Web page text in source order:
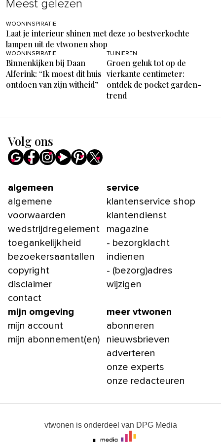
Meest gelezen
WOONINSPIRATIE
Laat je interieur shinen met deze 10 bestverkochte
lampen uit de vtwonen shop
WOONINSPIRATIE
Binnenkijken bij Daan
Alferink: “Ik moest dit huis
ontdoen van zijn witheid”
TUINIEREN
Groen geluk tot op de
vierkante centimeter:
ontdek de pocket garden-
trend
Volg ons
algemeen
algemene
voorwaarden
wedstrijdregelement
toegankelijkheid
bezoekersaantallen
copyright
disclaimer
contact
service
klantenservice shop
klantendienst
magazine
- bezorgklacht
indienen
- (bezorg)adres
wijzigen
mijn omgeving
mijn account
mijn abonnement(en)
meer vtwonen
abonneren
nieuwsbrieven
adverteren
onze experts
onze redacteuren
vtwonen is onderdeel van DPG Media